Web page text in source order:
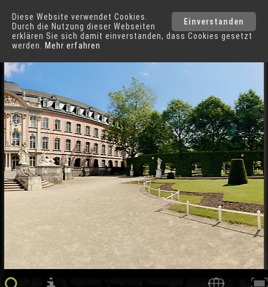
Einverstanden
Diese Website verwendet Cookies.
Durch die Nutzung dieser Webseiten
erklären Sie sich damit einverstanden, dass Cookies gesetzt
werden.
Mehr erfahren
Trier Städte